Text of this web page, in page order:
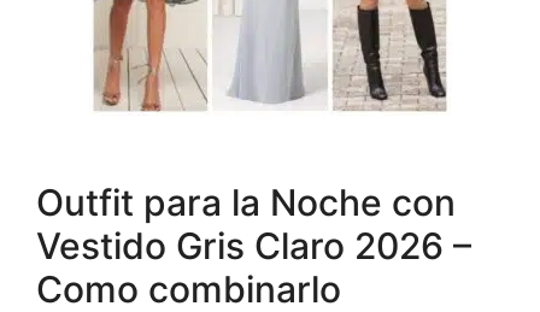
Outfit para la Noche con
Vestido Gris Claro 2026 –
Como combinarlo